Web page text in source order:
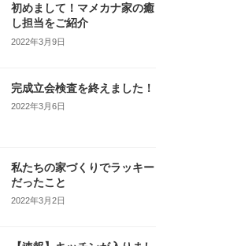
初めまして！マメカナ家の癒
し担当をご紹介
2022年3月9日
完成立会検査を終えました！
2022年3月6日
私たちの家づくりでラッキー
だったこと
2022年3月2日